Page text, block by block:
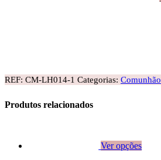
REF: CM-LH014-1 Categorias: Comunhão
Produtos relacionados
Ver opções